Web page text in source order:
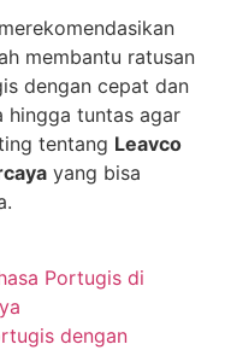
membantu ratusan
dengan cepat dan
hingga tuntas agar
tentang Leavco
yang bisa
Portugis di
dengan